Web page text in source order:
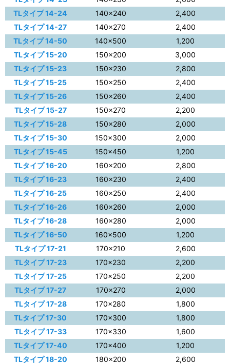
TLタイプ 14-24
140×240
2,400
TLタイプ 14-27
140×270
2,400
TLタイプ 14-50
140×500
1,200
TLタイプ 15-20
150×200
3,000
TLタイプ 15-23
150×230
2,800
TLタイプ 15-25
150×250
2,400
TLタイプ 15-26
150×260
2,400
TLタイプ 15-27
150×270
2,200
TLタイプ 15-28
150×280
2,000
TLタイプ 15-30
150×300
2,000
TLタイプ 15-45
150×450
1,200
TLタイプ 16-20
160×200
2,800
TLタイプ 16-23
160×230
2,400
TLタイプ 16-25
160×250
2,400
TLタイプ 16-26
160×260
2,000
TLタイプ 16-28
160×280
2,000
TLタイプ 16-50
160×500
1,200
TLタイプ 17-21
170×210
2,600
TLタイプ 17-23
170×230
2,200
TLタイプ 17-25
170×250
2,200
TLタイプ 17-27
170×270
2,000
TLタイプ 17-28
170×280
1,800
TLタイプ 17-30
170×300
1,800
TLタイプ 17-33
170×330
1,600
TLタイプ 17-40
170×400
1,200
TLタイプ 18-20
180×200
2,600